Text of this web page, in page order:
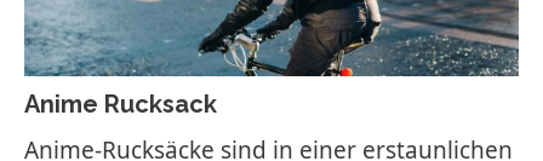
Anime Rucksack
Anime-Rucksäcke sind in einer erstaunlichen